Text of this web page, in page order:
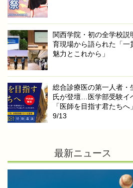
関西学院・初の全学校
育現場から語られた「一
魅力とこれから」
総合診療医の第一人者・
氏が登壇…医学部受験イ
「医師を目指す君たちへ
9/13
最新ニュース